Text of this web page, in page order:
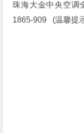
珠海大金中央空调
1865-909 (温馨提